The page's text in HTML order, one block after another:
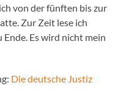
von der fünften bis zur
Zur Zeit lese ich
Ende. Es wird nicht mein
Die deutsche Justiz